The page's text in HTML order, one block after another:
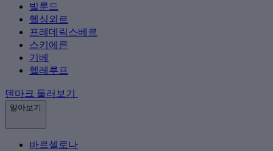
빌룬드
헬싱외르
프레데릭스베르
스키에른
기베
헬레루프
덴마크 둘러보기
알아보기
바르셀로나